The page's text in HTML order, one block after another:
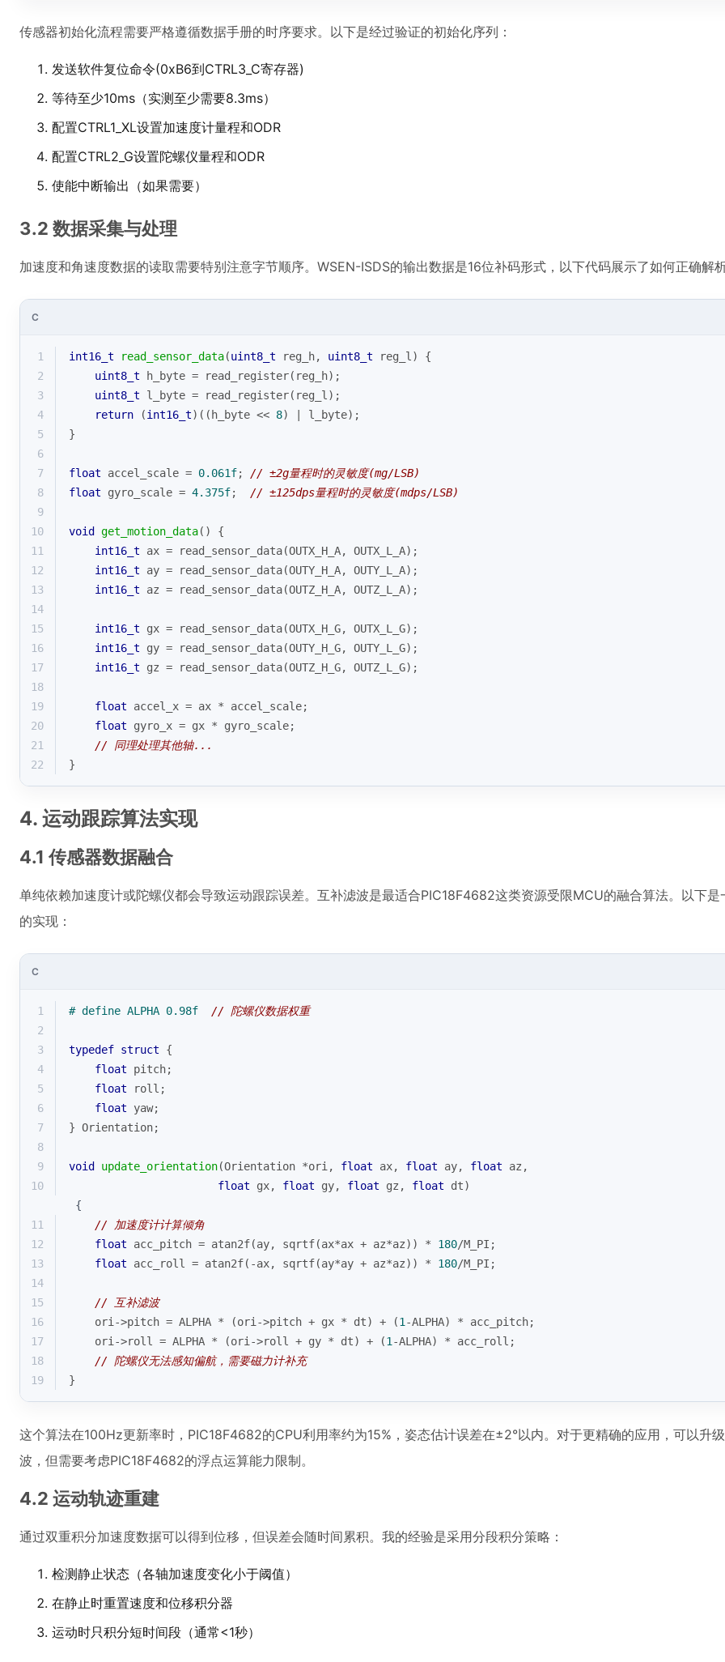
传感器初始化流程需要严格遵循数据手册的时序要求。以下是经过验证的初始化序列：
发送软件复位命令(0xB6到CTRL3_C寄存器)
等待至少10ms（实测至少需要8.3ms）
配置CTRL1_XL设置加速度计量程和ODR
配置CTRL2_G设置陀螺仪量程和ODR
使能中断输出（如果需要）
3.2 数据采集与处理
加速度和角速度数据的读取需要特别注意字节顺序。WSEN-ISDS的输出数据是16位补码形式，以下代码展示了如何正确解
C
1 int16_t read_sensor_data(uint8_t reg_h, uint8_t reg_l)
{
2
uint8_t h_byte = read_register(reg_h);
3
uint8_t l_byte = read_register(reg_l);
4
return (int16_t)((h_byte << 8) | l_byte);
5
}
6
7
float accel_scale = 0.061f; // ±2g量程时的灵敏度(mg/LSB)
8
float gyro_scale = 4.375f; // ±125dps量程时的灵敏度(mdps/LSB)
9
10
void get_motion_data()
{
11
int16_t ax = read_sensor_data(OUTX_H_A, OUTX_L_A);
12
int16_t ay = read_sensor_data(OUTY_H_A, OUTY_L_A);
13
int16_t az = read_sensor_data(OUTZ_H_A, OUTZ_L_A);
14
15
int16_t gx = read_sensor_data(OUTX_H_G, OUTX_L_G);
16
int16_t gy = read_sensor_data(OUTY_H_G, OUTY_L_G);
17
int16_t gz = read_sensor_data(OUTZ_H_G, OUTZ_L_G);
18
19
float accel_x = ax * accel_scale;
20
float gyro_x = gx * gyro_scale;
21
// 同理处理其他轴...
22
}
4. 运动跟踪算法实现
4.1 传感器数据融合
单纯依赖加速度计或陀螺仪都会导致运动跟踪误差。互补滤波是最适合PIC18F4682这类资源受限MCU的融合算法。以下是
的实现：
C
1 # define ALPHA 0.98f // 陀螺仪数据权重
2
3
typedef struct {
4
float pitch;
5
float roll;
6
float yaw;
7
} Orientation;
8
9
void update_orientation(Orientation *ori, float ax, float ay, float az,
10
float gx, float gy, float gz, float dt)
{
11
// 加速度计计算倾角
12
float acc_pitch = atan2f(ay, sqrtf(ax*ax + az*az)) * 180/M_PI;
13
float acc_roll = atan2f(-ax, sqrtf(ay*ay + az*az)) * 180/M_PI;
14
15
// 互补滤波
16
    ori->pitch = ALPHA * (ori->pitch + gx * dt) + (
1 -ALPHA) * acc_pitch;
17
    ori->roll = ALPHA * (ori->roll + gy * dt) + (
1 -ALPHA) * acc_roll;
18
// 陀螺仪无法感知偏航，需要磁力计补充
19
}
这个算法在100Hz更新率时，PIC18F4682的CPU利用率约为15%，姿态估计误差在±2°以内。对于更精确的应用，可以升
波，但需要考虑PIC18F4682的浮点运算能力限制。
4.2 运动轨迹重建
通过双重积分加速度数据可以得到位移，但误差会随时间累积。我的经验是采用分段积分策略：
检测静止状态（各轴加速度变化小于阈值）
在静止时重置速度和位移积分器
运动时只积分短时间段（通常<1秒）